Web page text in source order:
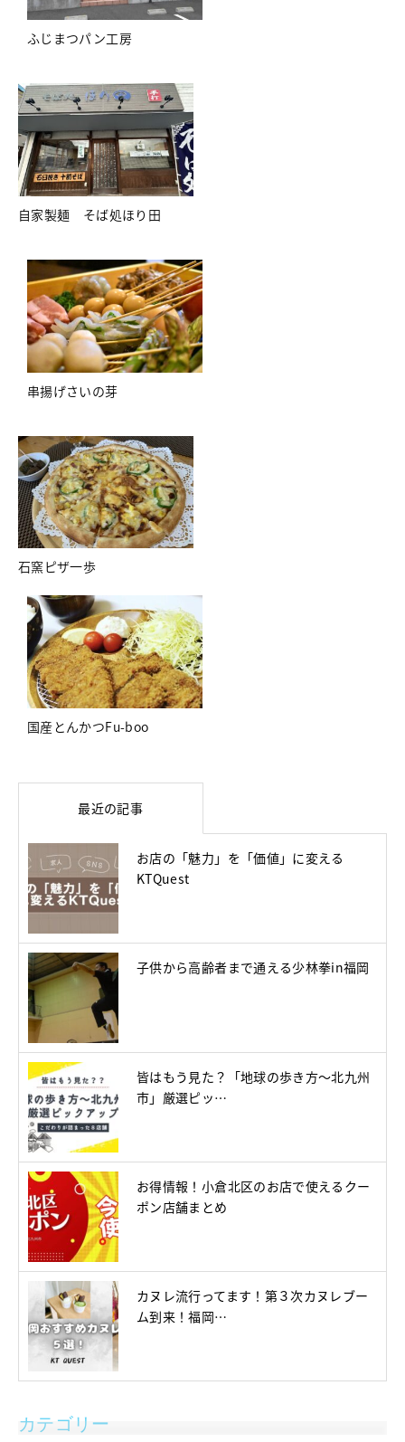
ふじまつパン工房
自家製麺 そば処ほり田
串揚げさいの芽
石窯ピザ一歩
国産とんかつFu-boo
最近の記事
お店の「魅力」を「価値」に変える
KTQuest
子供から高齢者まで通える少林拳in福岡
皆はもう見た？「地球の歩き方～北九州
市」厳選ピッ…
お得情報！小倉北区のお店で使えるクー
ポン店舗まとめ
カヌレ流行ってます！第３次カヌレブー
ム到来！福岡…
カテゴリー